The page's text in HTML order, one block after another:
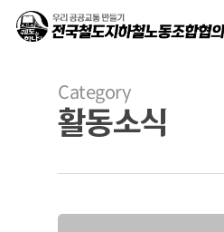
Category
활동소식